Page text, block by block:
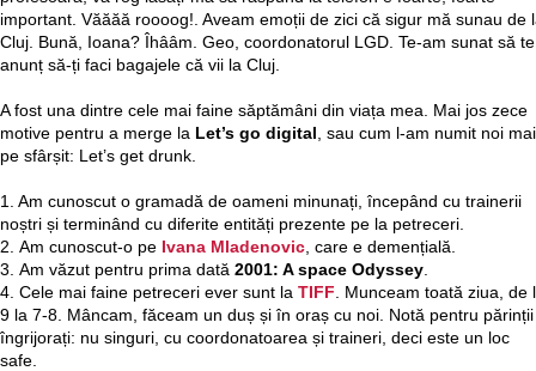
important. Văăăă roooog!. Aveam emoții de zici că sigur mă sunau de
Cluj. Bună, Ioana? Îhââm. Geo, coordonatorul LGD. Te-am sunat să te
anunț să-ți faci bagajele că vii la Cluj.
A fost una dintre cele mai faine săptămâni din viața mea. Mai jos zece
motive pentru a merge la Let’s go digital , sau cum l-am numit noi mai
pe sfârșit: Let’s get drunk.
1. Am cunoscut o gramadă de oameni minunați, începând cu trainerii
noștri și terminând cu diferite entități prezente pe la petreceri.
2. Am cunoscut-o pe Ivana Mladenovic, care e demențială.
3. Am văzut pentru prima dată 2001: A space Odyssey.
4. Cele mai faine petreceri ever sunt la TIFF. Munceam toată ziua, de
9 la 7-8. Mâncam, făceam un duș și în oraș cu noi. Notă pentru părinții
îngrijorați: nu singuri, cu coordonatoarea și traineri, deci este un loc
safe.